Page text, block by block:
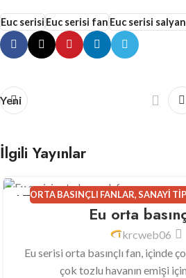
Euc serisiEuc serisi fanEuc serisi
Yeni
İlgili Yayınlar
17ORTA BASINÇLI FANLAR,SANAYI
Eu orta
krcweb06
Eu serisi orta basınçlı fan, içinde
çok tozlu havanın emişi